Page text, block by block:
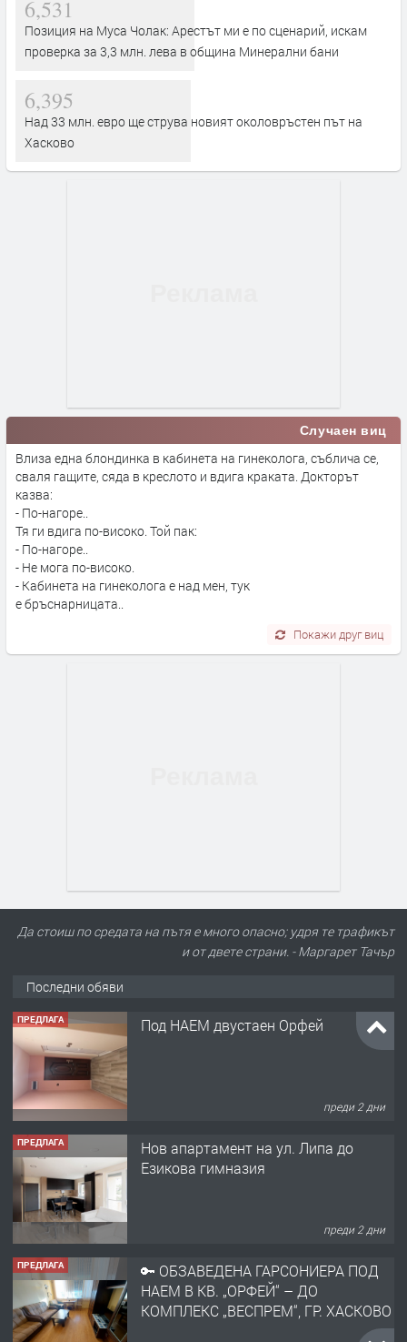
6,531
Позиция на Муса Чолак: Арестът ми е по сценарий, искам
проверка за 3,3 млн. лева в община Минерални бани
6,395
Над 33 млн. евро ще струва новият околовръстен път на
Хасково
Случаен виц
Влиза една блондинка в кабинета на гинеколога, съблича се,
сваля гащите, сяда в креслото и вдига краката. Докторът
казва:
- По-нагоре..
Тя ги вдига по-високо. Той пак:
- По-нагоре..
- Не мога по-високо.
- Кабинета на гинеколога е над мен, тук
е бръснарницата..
Покажи друг виц
Да стоиш по средата на пътя е много опасно; удря те трафикът
и от двете страни. - Маргарет Тачър
Последни обяви
ПРЕДЛАГА Под НАЕМ двустаен Орфей
преди 2 дни
ПРЕДЛАГА
Нов апартамент на ул. Липа до
Езикова гимназия
преди 2 дни
ПРЕДЛАГА
🔑 ОБЗАВЕДЕНА ГАРСОНИЕРА ПОД
НАЕМ В КВ. „ОРФЕЙ“ – ДО
КОМПЛЕКС „ВЕСПРЕМ“, ГР. ХАСКОВО